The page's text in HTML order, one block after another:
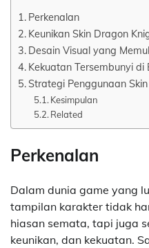
Perkenalan
Keunikan Skin Dragon
Desain Visual yang
Kekuatan Tersembunyi di
Strategi Penggunaan
Kesimpulan
Related
Perkenalan
Dalam dunia game yang
tampilan karakter tidak
hiasan semata, tapi juga
keunikan, dan kekuatan.